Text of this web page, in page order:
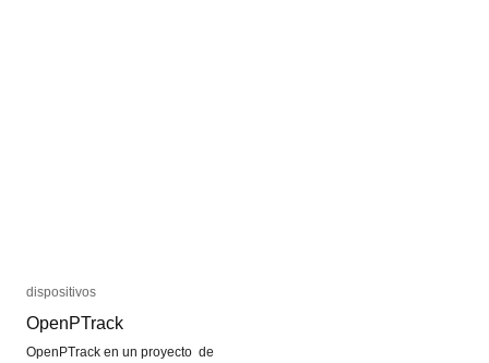
dispositivos
OpenPTrack
OpenPTrack en un proyecto de
dispositivos
OpenPTrack